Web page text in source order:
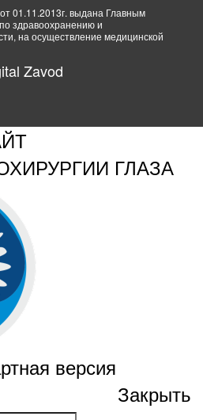
01.11.2013г. выдана Главным
здравоохранению и
на осуществление медицинской
Zavod
ГЛАЗА
версия
Закрыть